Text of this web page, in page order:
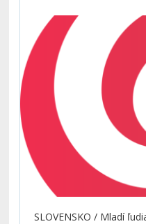
SLOVENSKO/ Mladí